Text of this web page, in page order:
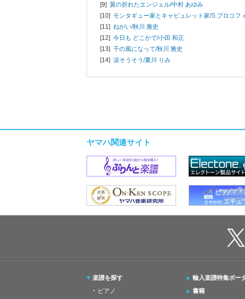
[9] 翼の折れたエンジェル/中村 あゆみ
[10] モンタギュー家とキャピュレット家/S.プロコフ
[11] ねがい/秋川 雅史
[12] 今日も どこかで/小田 和正
[13] 千の風になって/秋川 雅史
[14] 涙そうそう/夏川 りみ
ヤマハ関連サイト
楽譜を探す
ピアノ
輸入楽譜特集ポー
書籍